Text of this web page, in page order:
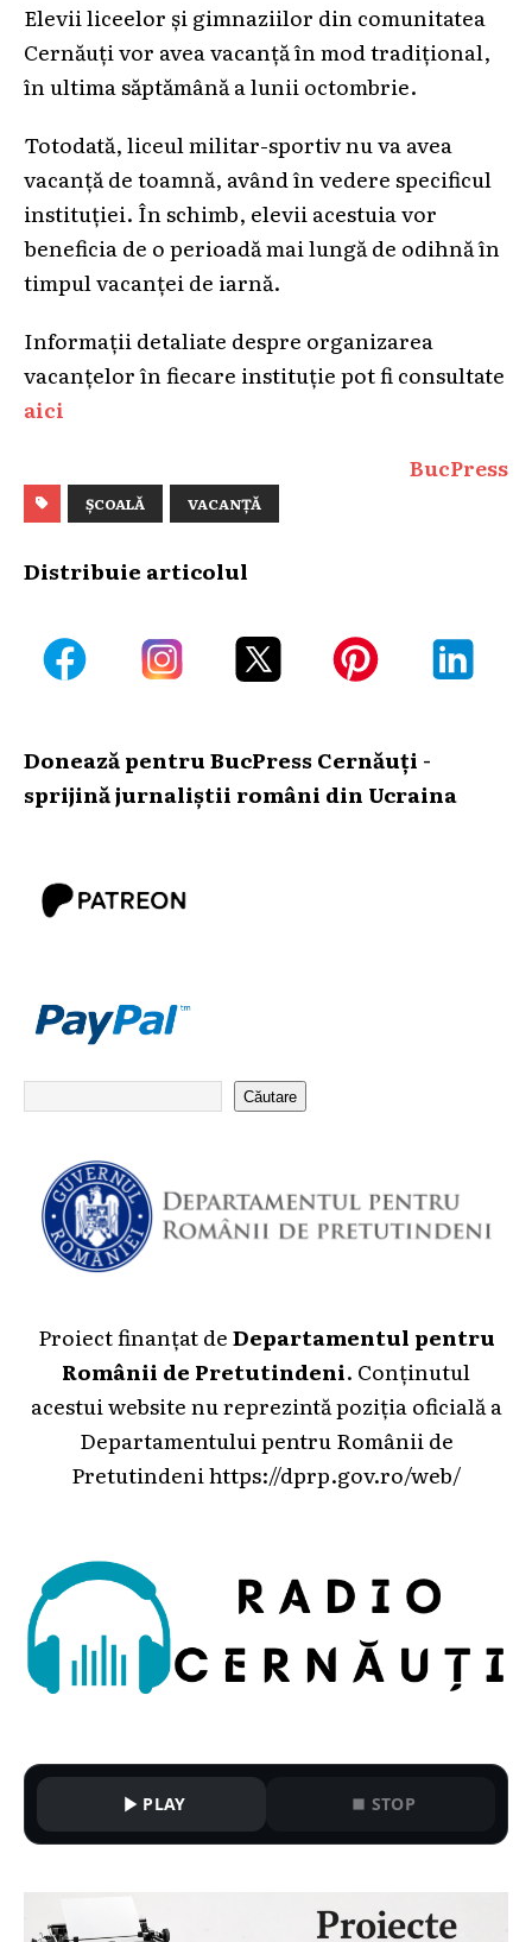
Elevii liceelor și gimnaziilor din comunitatea
Cernăuți vor avea vacanță în mod tradițional,
în ultima săptămână a lunii octombrie.
Totodată, liceul militar-sportiv nu va avea
vacanță de toamnă, având în vedere specificul
instituției. În schimb, elevii acestuia vor
beneficia de o perioadă mai lungă de odihnă în
timpul vacanței de iarnă.
Informații detaliate despre organizarea
vacanțelor în fiecare instituție pot fi consultate
aici
BucPress
ȘCOALĂ VACANȚĂ
Distribuie articolul
Donează pentru BucPress Cernăuți -
sprijină jurnaliștii români din Ucraina
Căutare
Proiect finanțat deDepartamentul pentru
Românii de Pretutindeni. Conținutul
acestui website nu reprezintă poziția oficială a
Departamentului pentru Românii de
Pretutindenihttps://dprp.gov.ro/web/
PLAY STOP